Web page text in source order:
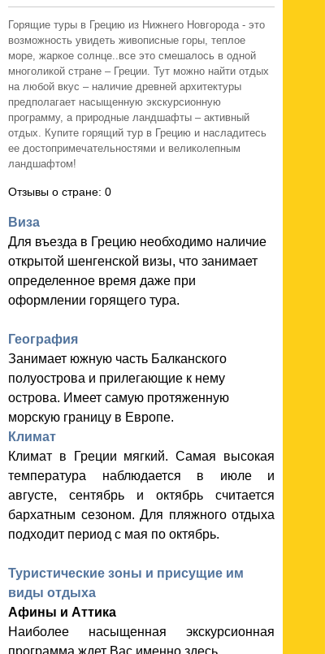
Горящие туры в Грецию из Нижнего Новгорода - это
возможность увидеть живописные горы, теплое
море, жаркое солнце..все это смешалось в одной
многоликой стране – Греции. Тут можно найти отдых
на любой вкус – наличие древней архитектуры
предполагает насыщенную экскурсионную
программу, а природные ландшафты – активный
отдых. Купите горящий тур в Грецию и насладитесь
ее достопримечательностями и великолепным
ландшафтом!
Отзывы о стране: 0
Виза
Для въезда в Грецию необходимо наличие
открытой шенгенской визы, что занимает
определенное время даже при
оформлении горящего тура.
География
Занимает южную часть Балканского
полуострова и прилегающие к нему
острова. Имеет самую протяженную
морскую границу в Европе.
Климат
Климат в Греции мягкий. Самая высокая
температура наблюдается в июле и
августе, сентябрь и октябрь считается
бархатным сезоном. Для пляжного отдыха
подходит период с мая по октябрь.
Туристические зоны и присущие им
виды отдыха
Афины и Аттика
Наиболее насыщенная экскурсионная
программа ждет Вас именно здесь.